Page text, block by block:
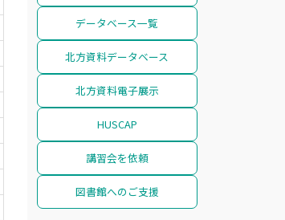
データベース一覧
北方資料データベース
北方資料電子展示
HUSCAP
講習会を依頼
図書館へのご支援